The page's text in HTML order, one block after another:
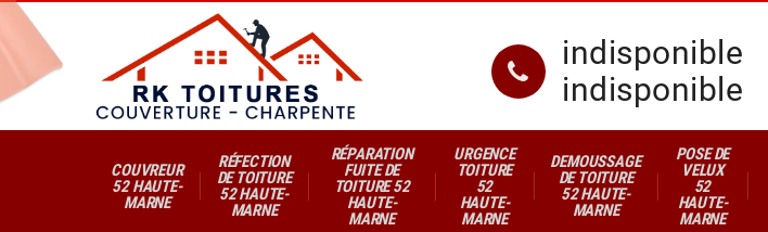
indisponible
indisponible
COUVREUR
52 HAUTE-
MARNE
RÉFECTION
DE TOITURE
52 HAUTE-
MARNE
RÉPARATION
FUITE DE
TOITURE 52
HAUTE-
MARNE
URGENCE
TOITURE
52
HAUTE-
MARNE
DEMOUSSAGE
DE TOITURE
52 HAUTE-
MARNE
POSE DE
VELUX
52
HAUTE-
MARNE